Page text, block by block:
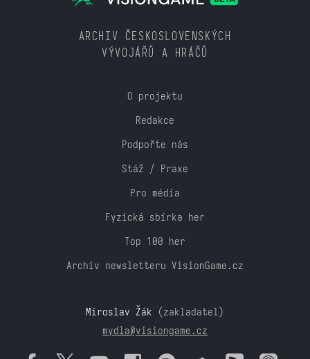
ARCHIV ČESKOSLOVENSKÝCH
VÝVOJÁŘŮ A HRÁČŮ
O projektu
Redakce
Podpořte nás
Stáž / Praxe
Pro média
Fyzická sbírka her
Top 100 her
Archiv newsletteru VisionGame.cz
Miroslav Žák (zakladatel)
mydla@visiongame.cz